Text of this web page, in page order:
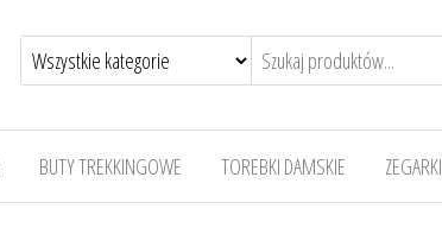
BUTY TREKKINGOWE TOREBKI DAMSKIE ZEGARKI